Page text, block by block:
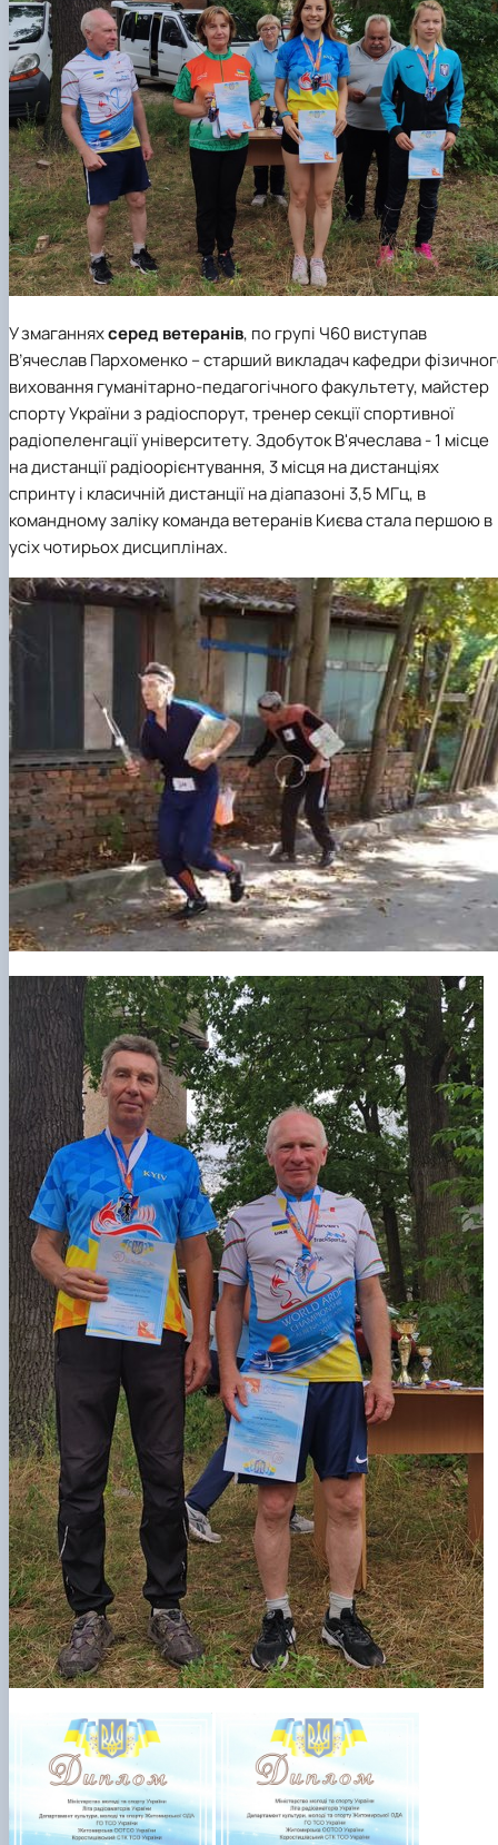
У змаганняхсеред ветеранів, по групі Ч60 виступав
В’ячеслав Пархоменко – старший викладач кафедри
вихованнягуманітарно-педагогічного факультету, майстер
спорту України з радіоспорут, тренер секції спортивної
радіопеленгації університету. Здобуток В'ячеслава - 1 місце
на дистанції радіоорієнтування, 3 місця на дистанціях
спринту і класичній дистанції на діапазоні 3,5 МГц, в
командному заліку команда ветеранів Києва стала першою в
усіх чотирьох дисциплінах.